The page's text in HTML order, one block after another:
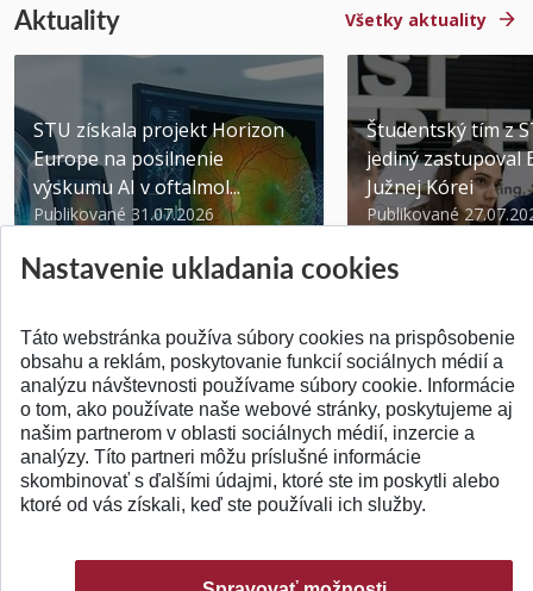
Aktuality Všetky aktuality
STU získala projekt Horizon
Europe na posilnenie
výskumu AI v oftalmol...
Publikované 31.07.2026
Študentský tím z
jediný zastupoval
Južnej Kórei
Publikované
SPÄŤ NA VRCH
Nastavenie ukladania cookies
Táto webstránka používa súbory cookies na prispôsobenie
obsahu a reklám, poskytovanie funkcií sociálnych médií a
analýzu návštevnosti používame súbory cookie. Informácie
o tom, ako používate naše webové stránky, poskytujeme aj
našim partnerom v oblasti sociálnych médií, inzercie a
analýzy. Títo partneri môžu príslušné informácie
skombinovať s ďalšími údajmi, ktoré ste im poskytli alebo
ktoré od vás získali, keď ste používali ich služby.